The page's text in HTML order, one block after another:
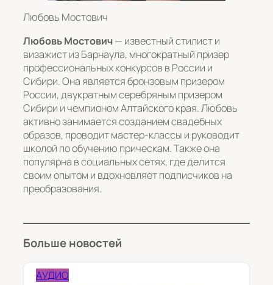
Любовь Мостович
Любовь Мостович— известный стилист и
визажист из Барнаула, многократный призер
профессиональных конкурсов в России и
Сибири. Она является бронзовым призером
России, двукратным серебряным призером
Сибири и чемпионом Алтайского края. Любовь
активно занимается созданием свадебных
образов, проводит мастер-классы и руководит
школой по обучению прическам. Также она
популярна в социальных сетях, где делится
своим опытом и вдохновляет подписчиков на
преобразования.
Больше новостей
АУДИО